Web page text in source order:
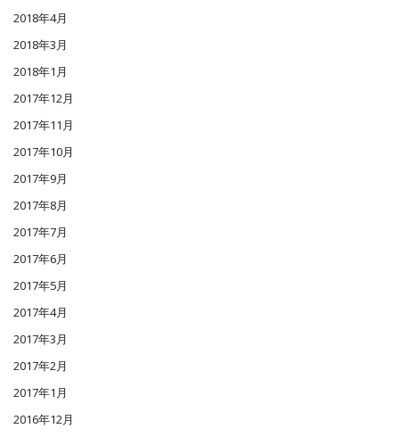
2018年4月
2018年3月
2018年1月
2017年12月
2017年11月
2017年10月
2017年9月
2017年8月
2017年7月
2017年6月
2017年5月
2017年4月
2017年3月
2017年2月
2017年1月
2016年12月